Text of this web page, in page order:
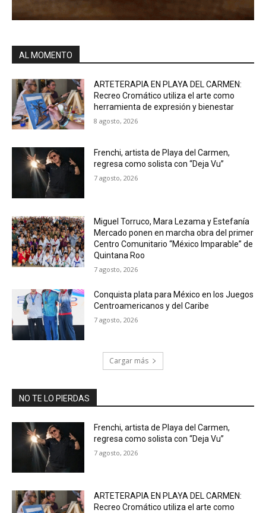
AL MOMENTO
ARTETERAPIA EN PLAYA DEL CARMEN:
Recreo Cromático utiliza el arte como
herramienta de expresión y bienestar
8 agosto, 2026
Frenchi, artista de Playa del Carmen,
regresa como solista con “Deja Vu”
7 agosto, 2026
Miguel Torruco, Mara Lezama y Estefanía
Mercado ponen en marcha obra del primer
Centro Comunitario “México Imparable” de
Quintana Roo
7 agosto, 2026
Conquista plata para México en los Juegos
Centroamericanos y del Caribe
7 agosto, 2026
Cargar más
NO TE LO PIERDAS
Frenchi, artista de Playa del Carmen,
regresa como solista con “Deja Vu”
7 agosto, 2026
ARTETERAPIA EN PLAYA DEL CARMEN:
Recreo Cromático utiliza el arte como